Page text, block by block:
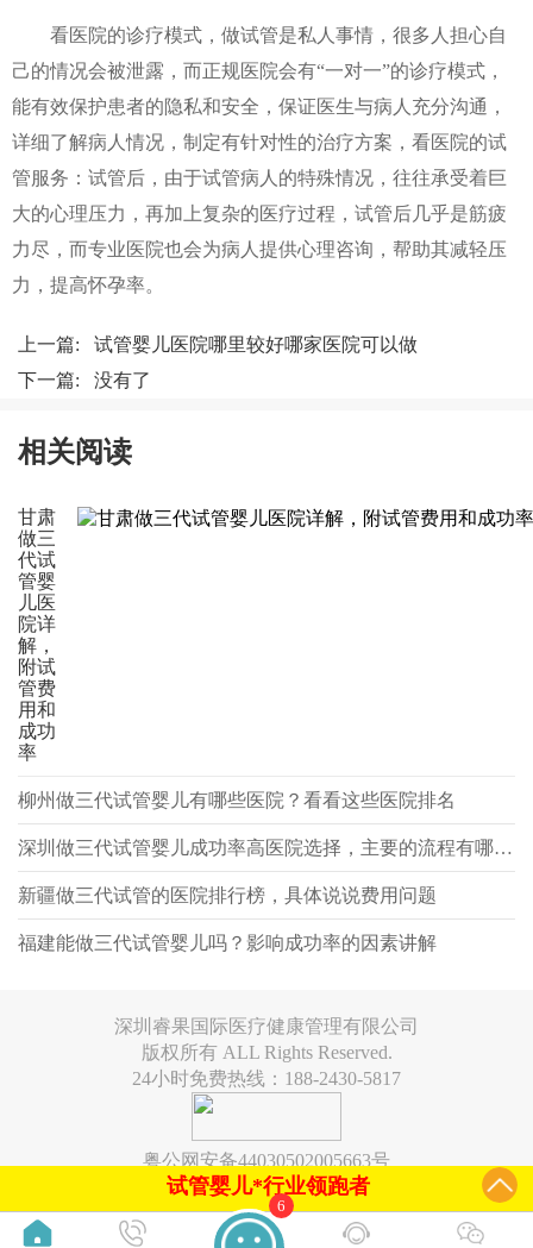
看医院的诊疗模式，做试管是私人事情，很多人担心自
己的情况会被泄露，而正规医院会有“一对一”的诊疗模式，
能有效保护患者的隐私和安全，保证医生与病人充分沟通，
详细了解病人情况，制定有针对性的治疗方案，看医院的试
管服务：试管后，由于试管病人的特殊情况，往往承受着巨
大的心理压力，再加上复杂的医疗过程，试管后几乎是筋疲
力尽，而专业医院也会为病人提供心理咨询，帮助其减轻压
力，提高怀孕率。
上一篇: 试管婴儿医院哪里较好哪家医院可以做
下一篇: 没有了
相关阅读
甘肃
做三
代试
管婴
儿医
院详
解，
附试
管费
用和
成功
率
柳州做三代试管婴儿有哪些医院？看看这些医院排名
深圳做三代试管婴儿成功率高医院选择，主要的流程有哪些？
新疆做三代试管的医院排行榜，具体说说费用问题
福建能做三代试管婴儿吗？影响成功率的因素讲解
深圳睿果国际医疗健康管理有限公司
版权所有 ALL Rights Reserved.
24小时免费热线：188-2430-5817
粤公网安备44030502005663号
试管婴儿*行业领跑者
6